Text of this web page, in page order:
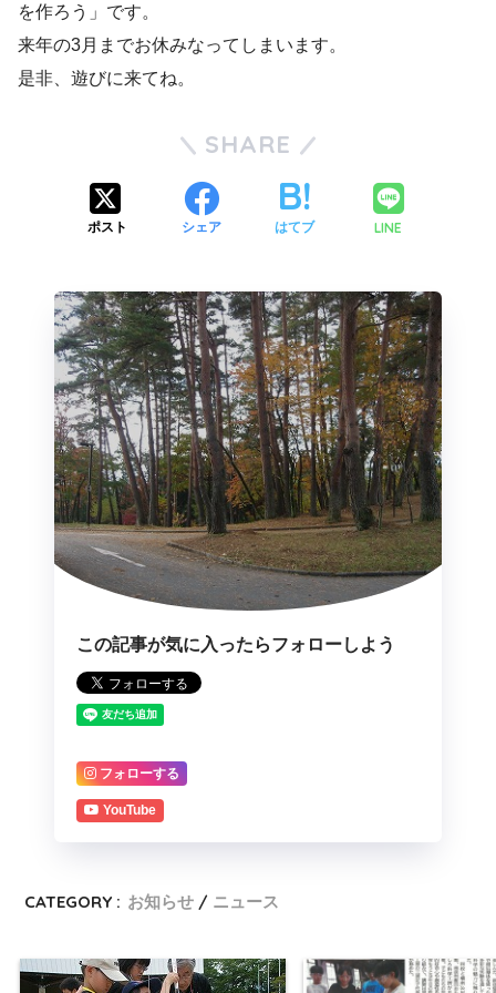
を作ろう」です。
来年の3月までお休みなってしまいます。
是非、遊びに来てね。
SHARE
ポスト シェア はてブ LINE
この記事が気に入ったらフォローしよう
フォローする
YouTube
CATEGORY : お知らせ ニュース